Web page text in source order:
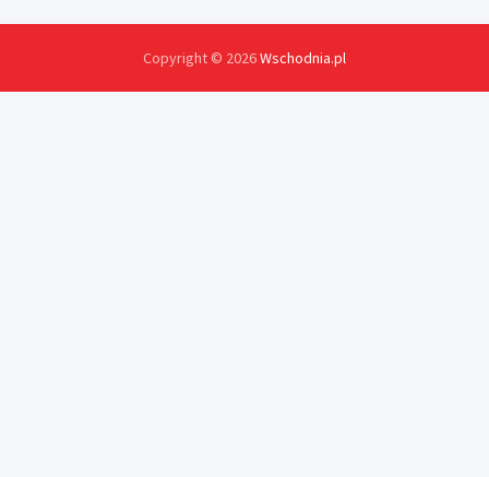
Copyright © 2026Wschodnia.pl